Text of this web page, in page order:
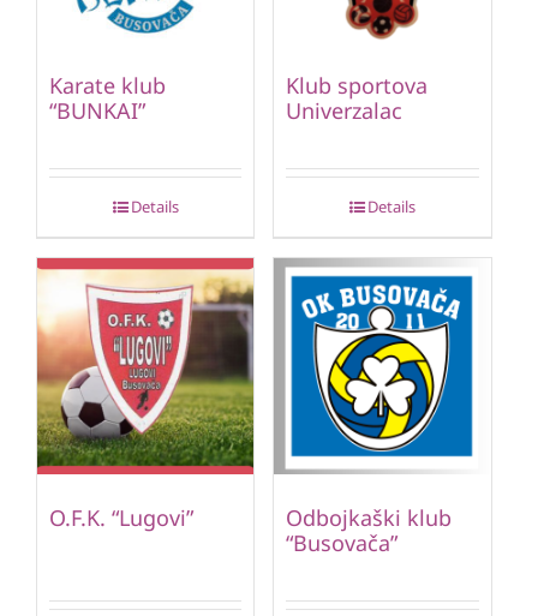
Karate klub
“BUNKAI”
Details
Klub sportova
Univerzalac
Details
O.F.K. “Lugovi”
Odbojkaški klub
“Busovača”